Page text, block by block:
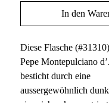
In den
Diese Flasche
Pepe Montepulciano
besticht durch eine
aussergewöhnlich